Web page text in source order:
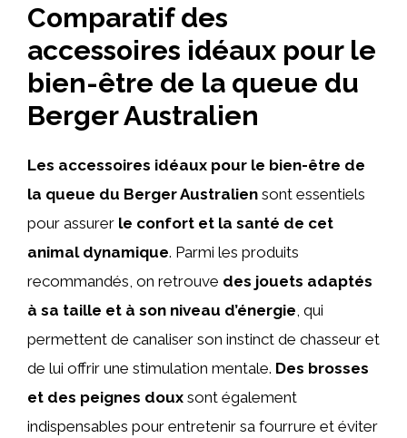
Comparatif des
accessoires idéaux pour le
bien-être de la queue du
Berger Australien
Les accessoires idéaux pour le bien-être de
la queue du Berger Australien sont essentiels
pour assurer le confort et la santé de cet
animal dynamique. Parmi les produits
recommandés, on retrouve des jouets adaptés
à sa taille et à son niveau d’énergie , qui
permettent de canaliser son instinct de chasseur et
de lui offrir une stimulation mentale. Des brosses
et des peignes doux sont également
indispensables pour entretenir sa fourrure et éviter